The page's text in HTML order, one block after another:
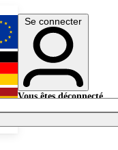
English
Deutsch
Se connecter
Vous êtes déconnecté.